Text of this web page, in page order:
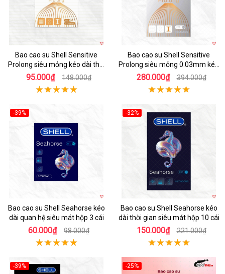
Bao cao su Shell Sensitive
Prolong siêu mỏng kéo dài thời
gian hộp 3 cái
95.000₫ 148.000₫
Bao cao su Shell Sensitive
Prolong siêu mỏng 0.03mm kéo
dài thời gian
280.000₫ 394.000₫
-39%
Bao cao su Shell Seahorse kéo
dài quan hệ siêu mát hộp 3 cái
60.000₫ 98.000₫
-32%
Bao cao su Shell Seahorse kéo
dài thời gian siêu mát hộp 10 cái
150.000₫ 221.000₫
-39%
-25%